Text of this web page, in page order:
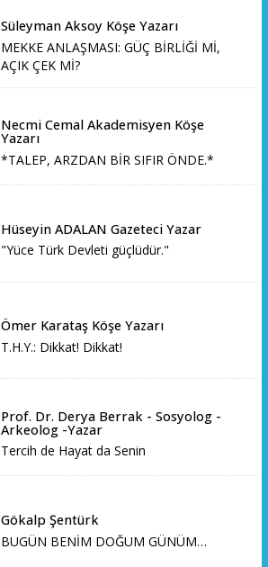
Süleyman Aksoy Köşe Yazarı
MEKKE ANLAŞMASI: GÜÇ BİRLİĞİ Mİ,
AÇIK ÇEK Mİ?
Necmi Cemal Akademisyen Köşe
Yazarı
*TALEP, ARZDAN BİR SIFIR ÖNDE.*
Hüseyin ADALAN Gazeteci Yazar
"Yüce Türk Devleti güçlüdür."
Ömer Karataş Köşe Yazarı
T.H.Y.: Dikkat! Dikkat!
Prof. Dr. Derya Berrak - Sosyolog -
Arkeolog -Yazar
Tercih de Hayat da Senin
Gökalp Şentürk
BUGÜN BENİM DOĞUM GÜNÜM…